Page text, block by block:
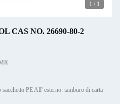
1 / 1
CAS NO. 26690-80-2
PE All' esterno: tamburo di carta